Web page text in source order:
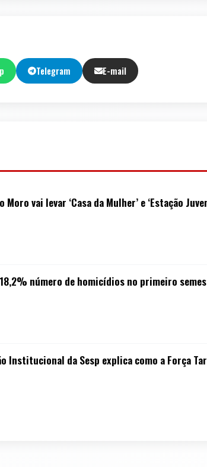
Telegram E-mail
vai levar ‘Casa da Mulher’ e ‘Estação
número de homicídios no primeiro
Institucional da Sesp explica como a Força